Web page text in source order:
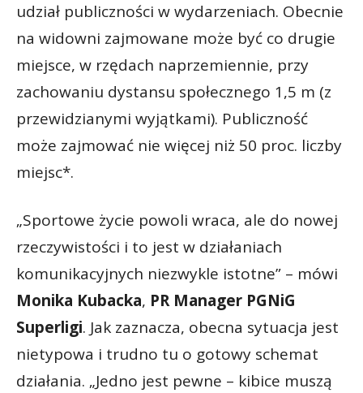
udział publiczności w wydarzeniach. Obecnie
na widowni zajmowane może być co drugie
miejsce, w rzędach naprzemiennie, przy
zachowaniu dystansu społecznego 1,5 m (z
przewidzianymi wyjątkami). Publiczność
może zajmować nie więcej niż 50 proc. liczby
miejsc*.
„Sportowe życie powoli wraca, ale do nowej
rzeczywistości i to jest w działaniach
komunikacyjnych niezwykle istotne” – mówi
Monika Kubacka, PR Manager PGNiG
Superligi. Jak zaznacza, obecna sytuacja jest
nietypowa i trudno tu o gotowy schemat
działania. „Jedno jest pewne – kibice muszą